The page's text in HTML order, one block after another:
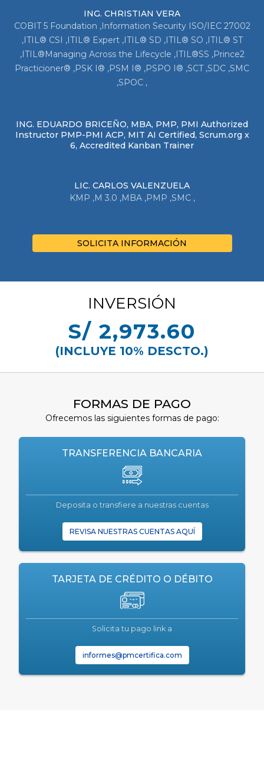
ING. CHRISTIAN VERA
COBIT 5 Foundation ,Information Security ISO/IEC 27002
,ITIL® CSI ,ITIL® Expert ,ITIL® SD ,ITIL® SO ,ITIL® ST
,ITIL®Managing Across the Lifecycle ,ITIL®SS ,Prince2
Practicioner® ,PSK I® ,PSM I® ,PSPO I® ,SCT ,SDC ,SMC
,SPOC ,
ING. EDUARDO BRICEÑO, MBA, PMP, PMI Authorized
Instructor PMP-PMI ACP, MIT AI Certified, Scrum.org x
6, Accredited Kanban Trainer
LIC. CARLOS VALENZUELA
KMP ,M 3.0 ,MBA ,PMP ,SMC ,
SOLICITA INFORMACIÓN
INVERSIÓN
S/ 2,973.60
(INCLUYE 10% DESCTO.)
FORMAS DE PAGO
Ofrecemos las siguientes formas de pago:
TRANSFERENCIA BANCARIA
Deposita o transfiere a nuestras cuentas
REVISA NUESTRAS CUENTAS AQUÍ
TARJETA DE CRÉDITO O DÉBITO
Solicita tu pago link a
informes@pmcertifica.com